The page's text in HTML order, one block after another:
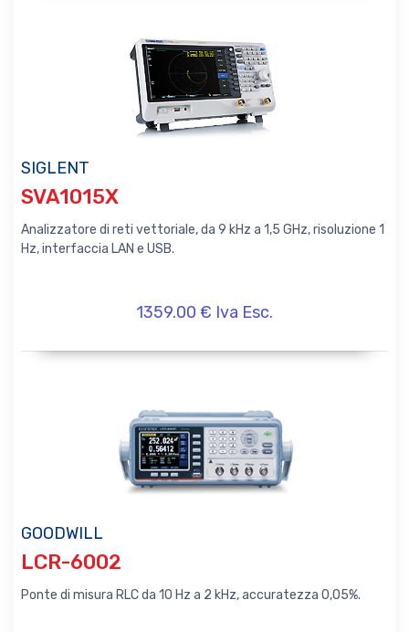
SIGLENT
SVA1015X
Analizzatore di reti vettoriale, da 9 kHz a 1,5 GHz, risoluzione 1
Hz, interfaccia LAN e USB.
1359.00 € Iva Esc.
GOODWILL
LCR-6002
Ponte di misura RLC da 10 Hz a 2 kHz, accuratezza 0,05%.